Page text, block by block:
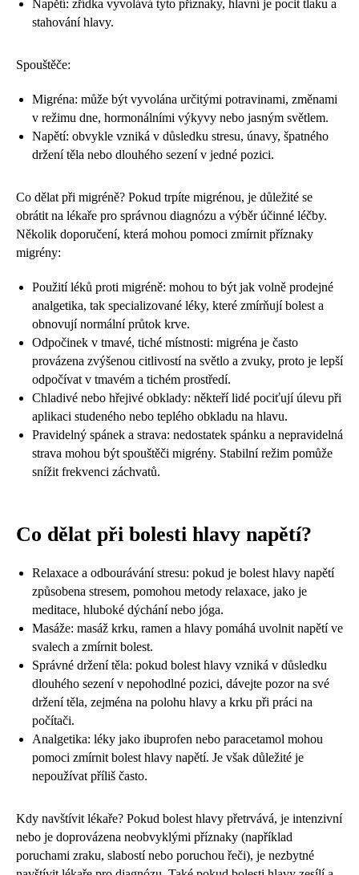
Napětí: zřídka vyvolává tyto příznaky, hlavní je pocit tlaku a
stahování hlavy.
Spouštěče:
Migréna: může být vyvolána určitými potravinami, změnami
v režimu dne, hormonálními výkyvy nebo jasným světlem.
Napětí: obvykle vzniká v důsledku stresu, únavy, špatného
držení těla nebo dlouhého sezení v jedné pozici.
Co dělat při migréně? Pokud trpíte migrénou, je důležité se
obrátit na lékaře pro správnou diagnózu a výběr účinné léčby.
Několik doporučení, která mohou pomoci zmírnit příznaky
migrény:
Použití léků proti migréně: mohou to být jak volně prodejné
analgetika, tak specializované léky, které zmírňují bolest a
obnovují normální průtok krve.
Odpočinek v tmavé, tiché místnosti: migréna je často
provázena zvýšenou citlivostí na světlo a zvuky, proto je lepší
odpočívat v tmavém a tichém prostředí.
Chladivé nebo hřejivé obklady: někteří lidé pociťují úlevu při
aplikaci studeného nebo teplého obkladu na hlavu.
Pravidelný spánek a strava: nedostatek spánku a nepravidelná
strava mohou být spouštěči migrény. Stabilní režim pomůže
snížit frekvenci záchvatů.
Co dělat při bolesti hlavy napětí?
Relaxace a odbourávání stresu: pokud je bolest hlavy napětí
způsobena stresem, pomohou metody relaxace, jako je
meditace, hluboké dýchání nebo jóga.
Masáže: masáž krku, ramen a hlavy pomáhá uvolnit napětí ve
svalech a zmírnit bolest.
Správné držení těla: pokud bolest hlavy vzniká v důsledku
dlouhého sezení v nepohodlné pozici, dávejte pozor na své
držení těla, zejména na polohu hlavy a krku při práci na
počítači.
Analgetika: léky jako ibuprofen nebo paracetamol mohou
pomoci zmírnit bolest hlavy napětí. Je však důležité je
nepoužívat příliš často.
Kdy navštívit lékaře? Pokud bolest hlavy přetrvává, je intenzivní
nebo je doprovázena neobvyklými příznaky (například
poruchami zraku, slabostí nebo poruchou řeči), je nezbytné